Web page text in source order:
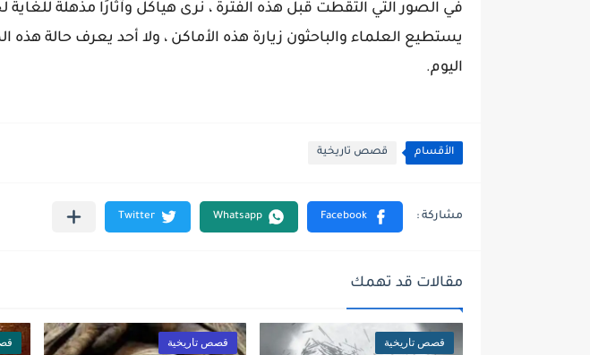
في الصور التي التقطت قبل هذه الفترة ، نرى هياكل وآثارًا مذهلة
يستطيع العلماء والباحثون زيارة هذه الأماكن ، ولا أحد يعرف حالة هذه
اليوم.
الأقسام قصص تاريخية
مقالات قد تهمك
قصص تاريخية قصص تاريخية